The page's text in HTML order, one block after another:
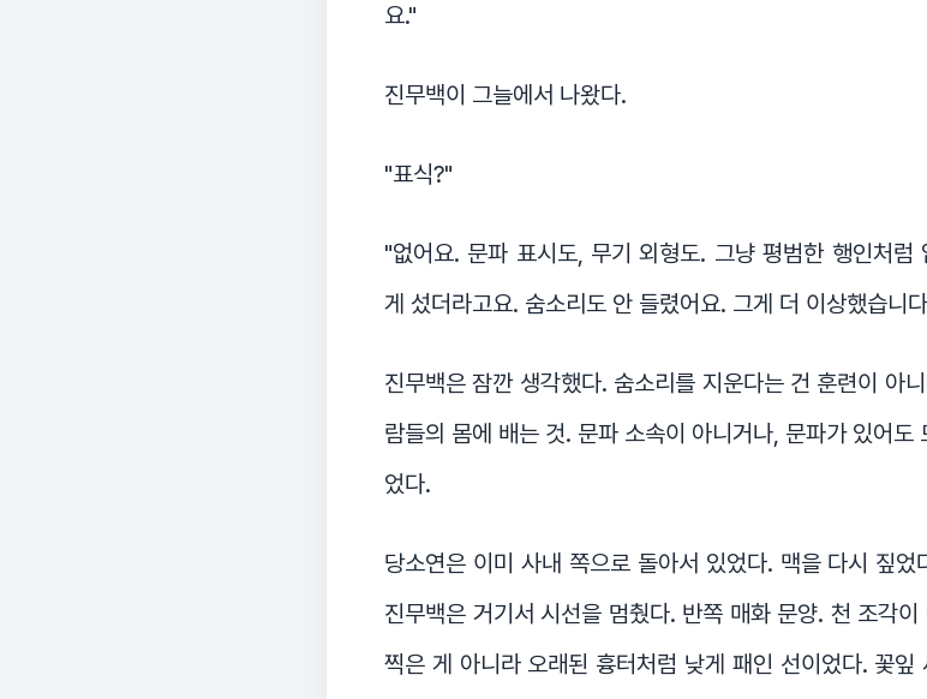
요."
진무백이 그늘에서 나왔다.
"표식?"
"없어요. 문파 표시도, 무기 외형도. 그냥 평범한 행인처럼
게 섰더라고요. 숨소리도 안 들렸어요. 그게 더 이상했습니
진무백은 잠깐 생각했다. 숨소리를 지운다는 건 훈련이 아
람들의 몸에 배는 것. 문파 소속이 아니거나, 문파가 있어도
었다.
당소연은 이미 사내 쪽으로 돌아서 있었다. 맥을 다시 짚
진무백은 거기서 시선을 멈췄다. 반쪽 매화 문양. 천 조각
찍은 게 아니라 오래된 흉터처럼 낮게 패인 선이었다. 꽃